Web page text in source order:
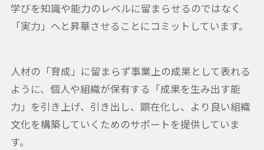
学びを知識や能力のレベルに留まらせるのではなく
「実力」へと昇華させることにコミットしています。
人材の「育成」に留まらず事業上の成果として表れる
ように、個人や組織が保有する「成果を生み出す能
力」を引き上げ、引き出し、顕在化し、より良い組織
文化を構築していくためのサポートを提供していま
す。